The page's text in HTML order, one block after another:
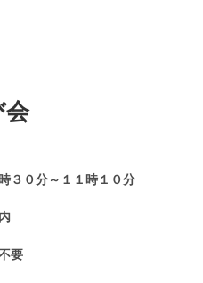
会
３０分～１１時１０分
要